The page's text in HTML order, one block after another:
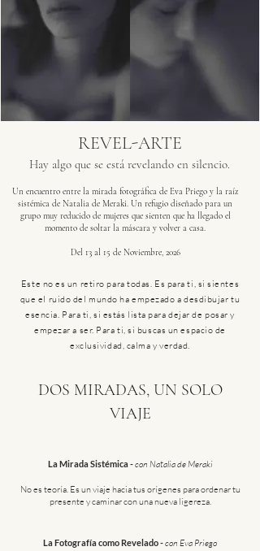
REVEL-ARTE
Hay algo que se está revelando en silencio.
Un encuentro entre la mirada fotográfica de Eva Priego y la raíz
sistémica de Natalia de Meraki. Un refugio diseñado para un
grupo muy reducido de mujeres que sienten que ha llegado el
momento de soltar la máscara y volver a casa.
Del 13 al 15 de Noviembre, 2026
Este no es un retiro para todas. Es para ti, si sientes
que el ruido del mundo ha empezado a desdibujar tu
esencia. Para ti, si estás lista para dejar de posar y
empezar a ser. Para ti, si buscas un espacio de
exclusividad, calma y verdad.
DOS MIRADAS, UN SOLO
VIAJE
La Mirada Sistémica -con Natalia de Meraki
No es teoría. Es un viaje hacia tus orígenes para ordenar tu
presente y caminar con una nueva ligereza.
La Fotografía como Revelado -con Eva Priego